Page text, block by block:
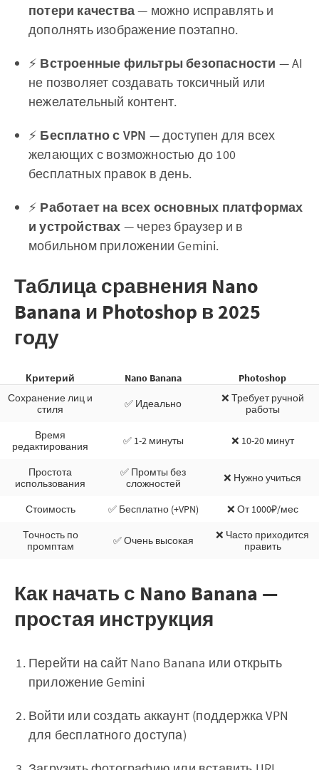
потери качества— можно исправлять и
дополнять изображение поэтапно.
⚡ Встроенные фильтры безопасности — AI
не позволяет создавать токсичный или
нежелательный контент.
⚡ Бесплатно с VPN — доступен для всех
желающих с возможностью до 100
бесплатных правок в день.
⚡ Работает на всех основных платформах
и устройствах — через браузер и в
мобильном приложении Gemini.
Таблица сравнения Nano
Banana и Photoshop в 2025
году
Критерий Nano Banana
Photoshop
Сохранение лиц и
стиля
✅ Идеально
❌ Требует ручной
работы
Время
редактирования
✅ 1-2 минуты ❌ 10-20 минут
Простота
использования
✅ Промты без
сложностей
❌ Нужно учиться
Стоимость ✅ Бесплатно (+VPN)
❌ От 1000₽/мес
Точность по
промптам
✅ Очень высокая
❌ Часто приходится
править
Как начать с Nano Banana —
простая инструкция
Перейти на сайт Nano Banana или открыть
приложение Gemini
Войти или создать аккаунт (поддержка VPN
для бесплатного доступа)